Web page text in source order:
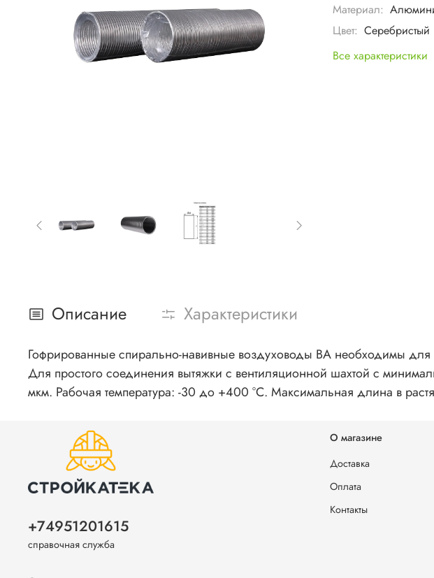
Материал:
Цвет: Серебристый
Все характеристики
Описание Характеристики
Гофрированные спирально-навивные воздуховоды ВА необходимы
Для простого соединения вытяжки с вентиляционной шахтой с
мкм. Рабочая температура: -30 до +400 °С. Максимальная длина в
О магазине
Доставка
Оплата
Контакты
+74951201615
справочная служба